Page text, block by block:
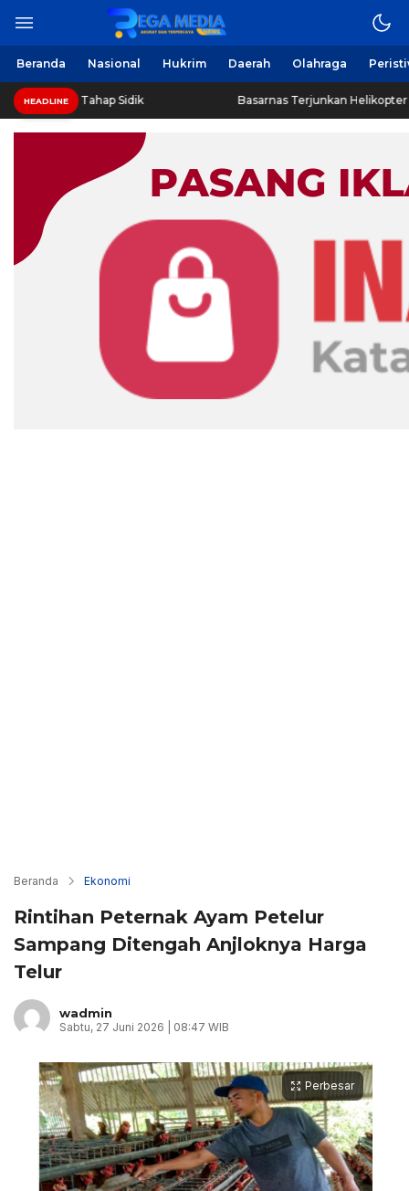
Beranda Nasional Hukrim Daerah Olahraga
HEADLINE
Tahap Sidik Basarnas Terjunkan Helikopter Sisir
Beranda Ekonomi
Rintihan Peternak Ayam Petelur
Sampang Ditengah Anjloknya Harga
Telur
wadmin
Sabtu, 27 Juni 2026 | 08:47 WIB
Perbesar